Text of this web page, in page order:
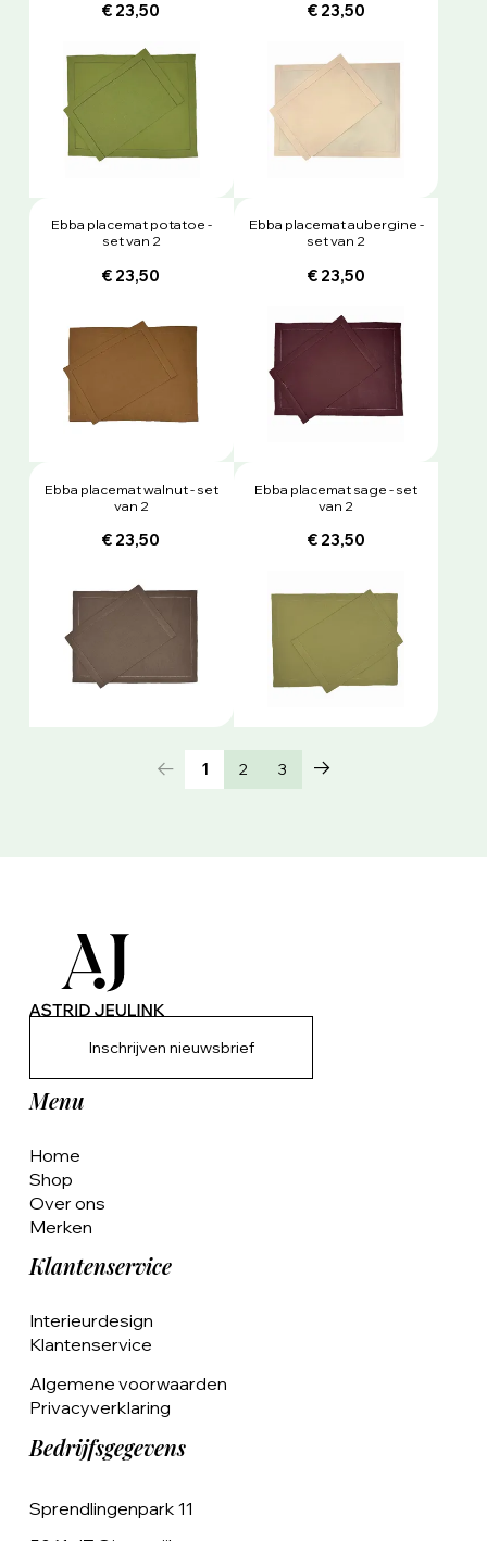
€ 23,50 € 23,50
Ebba placemat potatoe -
set van 2
€ 23,50
Ebba placemat aubergine -
set van 2
€ 23,50
Ebba placemat walnut - set
van 2
€ 23,50
Ebba placemat sage - set
van 2
€ 23,50
1 2 3
Inschrijven nieuwsbrief
Menu
Home
Shop
Over ons
Merken
Klantenservice
Interieurdesign
Klantenservice
Algemene voorwaarden
Privacyverklaring
Bedrijfsgegevens
Sprendlingenpark 11